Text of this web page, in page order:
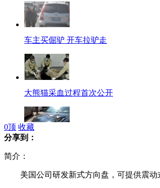
车主买倔驴 开车拉驴走
大熊猫采血过程首次公开
0顶 收藏
分享到：
简介：
美国公司研发新式方向盘，可提供震动